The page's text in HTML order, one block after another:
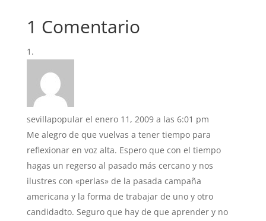
1 Comentario
sevillapopular el enero 11, 2009 a las 6:01 pm
Me alegro de que vuelvas a tener tiempo para
reflexionar en voz alta. Espero que con el tiempo
hagas un regerso al pasado más cercano y nos
ilustres con «perlas» de la pasada campaña
americana y la forma de trabajar de uno y otro
candidadto. Seguro que hay de que aprender y no